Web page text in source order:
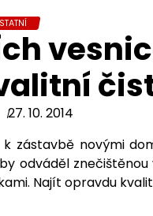
27. 10. 2014
zástavbě novými
odváděl
Najít opravdu